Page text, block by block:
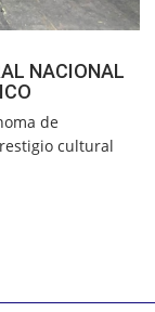
NACIONAL
de
cultural